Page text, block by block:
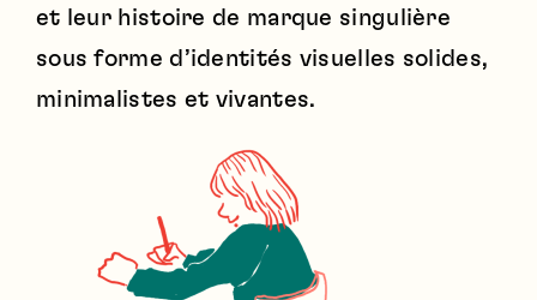
et leur histoire de marque singulière
sous forme d’identités visuelles solides,
minimalistes et vivantes.